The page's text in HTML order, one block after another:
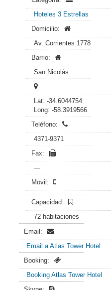
Hoteles 3 Estrellas
Domicilio:
Av. Corrientes 1778
Barrio:
San Nicolás
Lat: -34.6044754
Long: -58.3919566
Teléfono:
4371-9371
Fax:
---
Movil:
Capacidad:
72 habitaciones
Email:
Email a Atlas Tower Hotel
Booking:
Booking Atlas Tower Hotel